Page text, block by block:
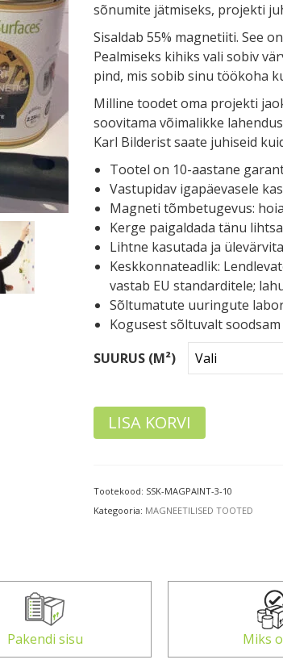
sõnumite jätmiseks, projekti
Sisaldab 55% magnetiiti. See
Pealmiseks kihiks vali sobiv
pind, mis sobib sinu töökoha
Milline toodet oma projekti
soovitama võimalikke
Karl Bilderist saate juhiseid
Tootel on 10-aastane
Vastupidav igapäevasele
Magneti tõmbetugevus:
Kerge paigaldada tänu
Lihtne kasutada ja
Keskkonnateadlik:
vastab EU standarditele;
Sõltumatute uuringute
Kogusest sõltuvalt soodsam
SUURUS (M²)
LISA KORVI
Tootekood: SSK-MAGPAINT-3-10
Kategooria: MAGNEETILISED TOOTED
Pakendi sisu Miks